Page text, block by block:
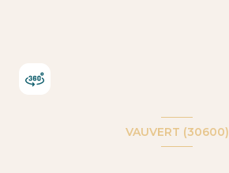
VAUVERT (30600)